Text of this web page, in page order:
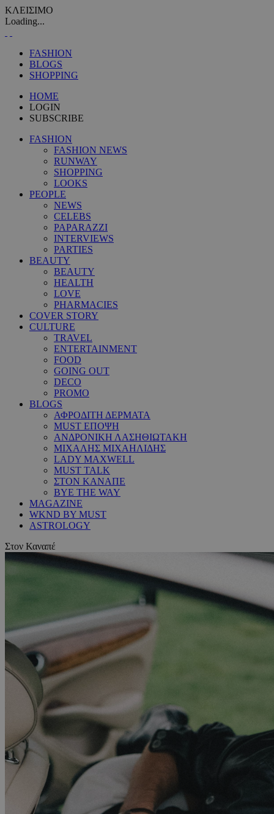
ΚΛΕΙΣΙΜΟ
Loading...
FASHION
BLOGS
SHOPPING
HOME
LOGIN
SUBSCRIBE
FASHION
FASHION NEWS
RUNWAY
SHOPPING
LOOKS
PEOPLE
NEWS
CELEBS
PAPARAZZI
INTERVIEWS
PARTIES
BEAUTY
BEAUTY
HEALTH
LOVE
PHARMACIES
COVER STORY
CULTURE
TRAVEL
ENTERTAINMENT
FOOD
GOING OUT
DECO
PROMO
BLOGS
ΑΦΡΟΔΙΤΗ ΔΕΡΜΑΤΑ
MUST ΕΠΟΨΗ
ΑΝΔΡΟΝΙΚΗ ΛΑΣΗΘΙΩΤΑΚΗ
ΜΙΧΑΛΗΣ ΜΙΧΑΗΛΙΔΗΣ
LADY MAXWELL
MUST TALK
ΣΤΟΝ ΚΑΝΑΠΕ
BYE THE WAY
MAGAZINE
WKND BY MUST
ASTROLOGY
Στον Καναπέ